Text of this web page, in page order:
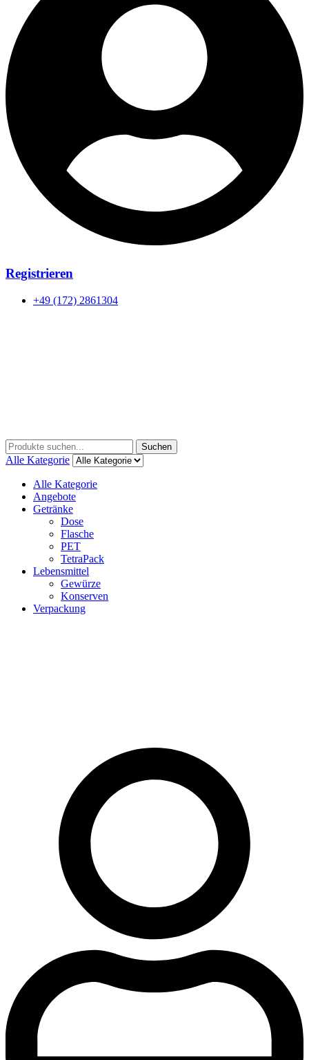
Registrieren
+49 (172) 2861304
Menu
Suchen
nach:
Suchen
Alle Kategorie
Alle Kategorie
Angebote
Getränke
Dose
Flasche
PET
TetraPack
Lebensmittel
Gewürze
Konserven
Verpackung